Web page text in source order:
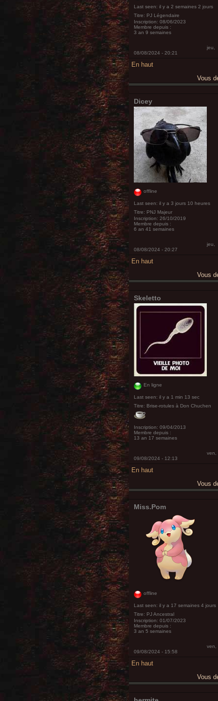
Last seen: il y a 2 semaines 2 jours
Titre: PJ Légendaire
Inscription: 08/06/2023
Membre depuis :
3 an 9 semaines
jeu,
08/08/2024 - 20:21
En haut
Vous
Dicey
offline
Last seen: il y a 3 jours 10 heures
Titre: PNJ Majeur
Inscription: 26/10/2019
Membre depuis :
6 an 41 semaines
jeu,
08/08/2024 - 20:27
En haut
Vous
Skeletto
En ligne
Last seen: il y a 1 min 13 sec
Titre: Brise-rotules à Don Chuchen
Inscription: 09/04/2013
Membre depuis :
13 an 17 semaines
ven,
09/08/2024 - 12:13
En haut
Vous
Miss.Pom
offline
Last seen: il y a 17 semaines 4 jours
Titre: PJ Ancestral
Inscription: 01/07/2023
Membre depuis :
3 an 5 semaines
ven,
09/08/2024 - 15:58
En haut
Vous